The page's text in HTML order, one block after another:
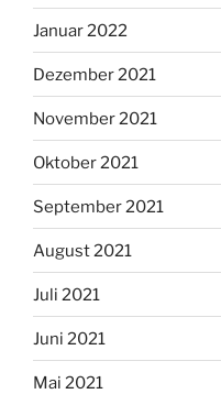
Januar 2022
Dezember 2021
November 2021
Oktober 2021
September 2021
August 2021
Juli 2021
Juni 2021
Mai 2021